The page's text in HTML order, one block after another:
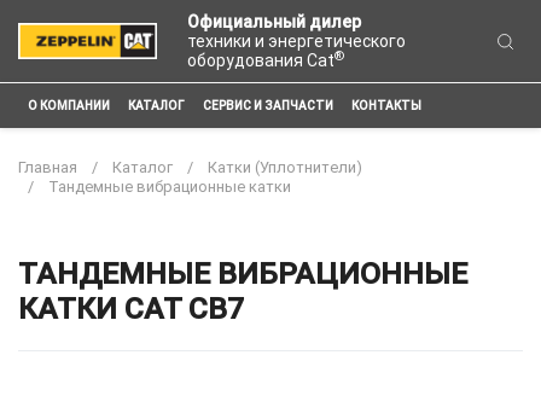
Официальный дилер
техники и энергетического
оборудования Cat®
О КОМПАНИИ КАТАЛОГ СЕРВИС И ЗАПЧАСТИ КОНТАКТЫ
Главная Каталог
Катки (Уплотнители)
Тандемные вибрационные катки
ТАНДЕМНЫЕ ВИБРАЦИОННЫЕ
КАТКИ CAT CB7